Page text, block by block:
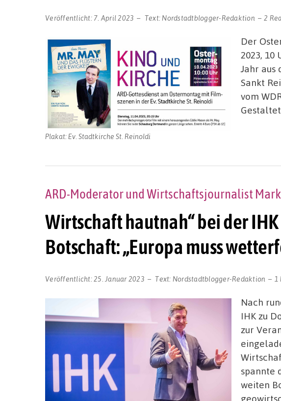
Veröffentlicht: 7. April 2023 Text: Nordstadtblogger-Redaktion 2
Plakat: Ev. Stadtkirche St. Reinoldi
Der
2023, 10
Jahr aus
Sankt
vom
Wirtschaft hautnah“ bei der
Botschaft: „Europa muss
ARD-Moderator und Wirtschaftsjournalist
Veröffentlicht:25. Januar 2023 Text: Nordstadtblogger-Redaktion 1
Nach
IHK zu
zur
spannte
weiten